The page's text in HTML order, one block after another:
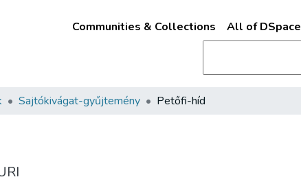
Communities & Collections All of DSpace
Sajtókivágat-gyűjtemény Petőfi-híd